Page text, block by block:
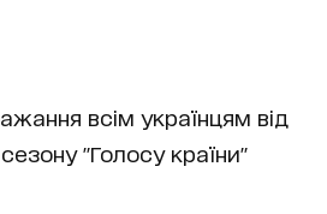
всім українцям від
"Голосу країни"